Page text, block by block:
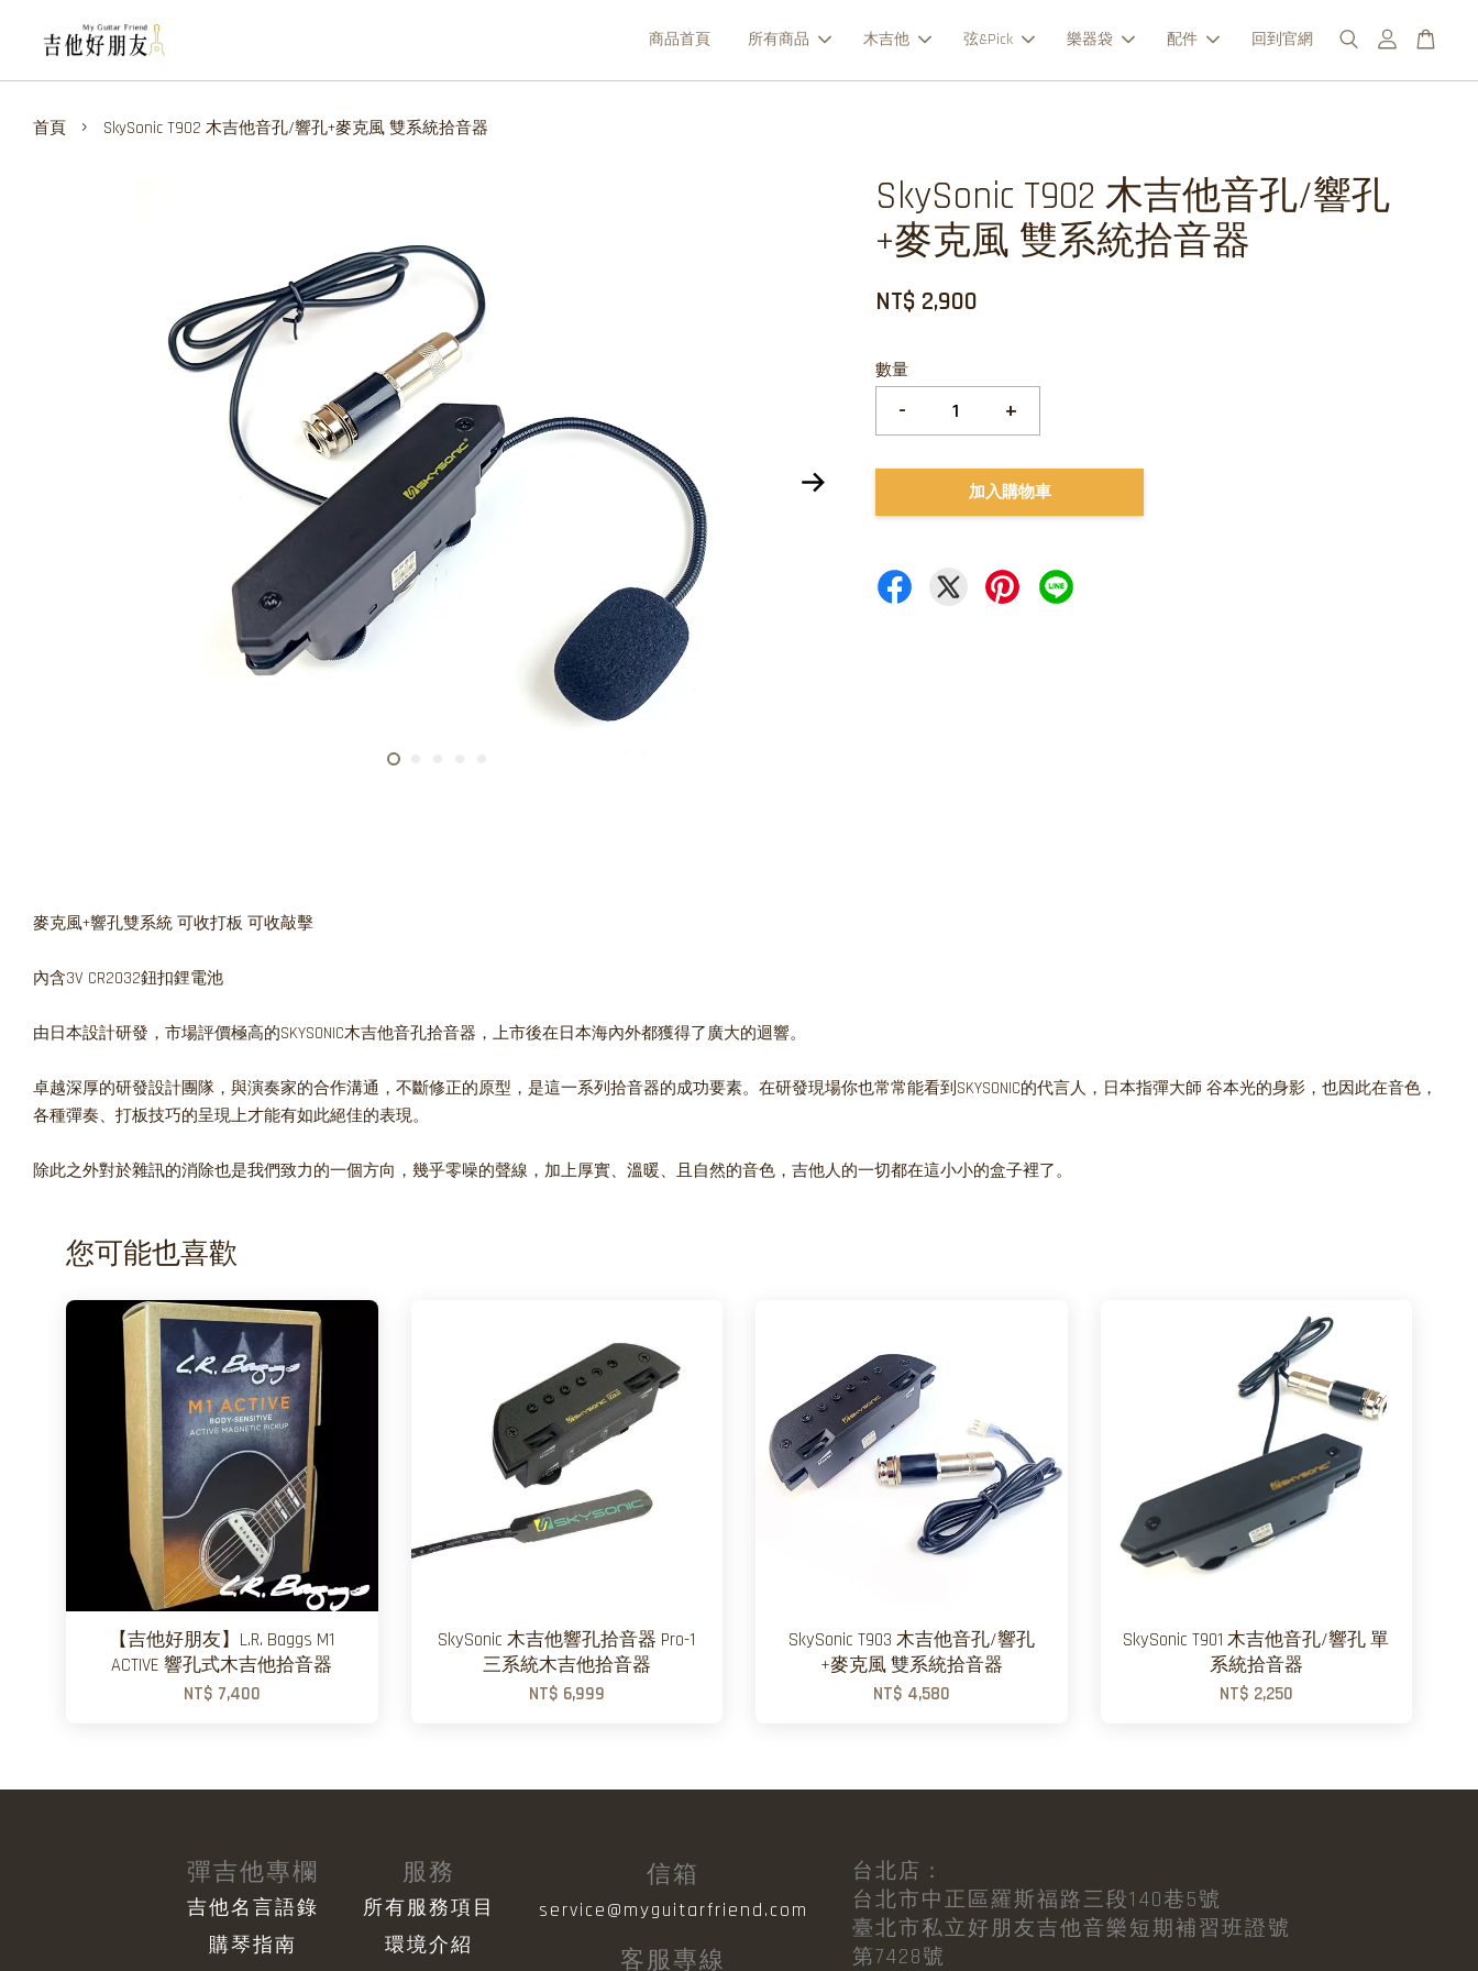
商品首頁 所有商品 木吉他 弦&Pick 樂器袋 配件 回到官網
首頁 › SkySonic T902 木吉他音孔/響孔+麥克風 雙系統拾音器
SkySonic T902 木吉他音孔/響孔
+麥克風 雙系統拾音器
NT$ 2,900
數量
- +
加入購物車
麥克風+響孔雙系統 可收打板 可收敲擊
內含3V CR2032鈕扣鋰電池
由日本設計研發，市場評價極高的SKYSONIC木吉他音孔拾音器，上市後在日本海內外都獲得了廣大的迴響。
卓越深厚的研發設計團隊，與演奏家的合作溝通，不斷修正的原型，是這一系列拾音器的成功要素。在研發現場你也常常能看到SKYSONIC的代言人，日本指彈大師 谷本光的身影，也因此在音色，
各種彈奏、打板技巧的呈現上才能有如此絕佳的表現。
除此之外對於雜訊的消除也是我們致力的一個方向，幾乎零噪的聲線，加上厚實、溫暖、且自然的音色，吉他人的一切都在這小小的盒子裡了。
您可能也喜歡
【吉他好朋友】L.R. Baggs M1
ACTIVE 響孔式木吉他拾音器
NT$ 7,400
SkySonic 木吉他響孔拾音器 Pro-1
三系統木吉他拾音器
NT$ 6,999
SkySonic T903 木吉他音孔/響孔
+麥克風 雙系統拾音器
NT$ 4,580
SkySonic T901 木吉他音孔/響孔 單
系統拾音器
NT$ 2,250
彈吉他專欄
吉他名言語錄
購琴指南
服務
所有服務項目
環境介紹
信箱
service@myguitarfriend.com
客服專線
台北店：
台北市中正區羅斯福路三段140巷5號
臺北市私立好朋友吉他音樂短期補習班證號
第7428號